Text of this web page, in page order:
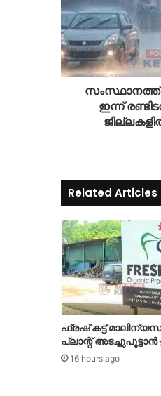
സംസ്ഥാനത്ത്
ഇന്ന്
Related Articles
ഫ്രഷ് കട്ട്
പ്ലാന്റ്
16 hours ago